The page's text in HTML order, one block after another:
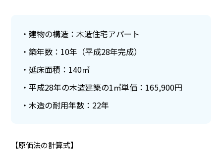
建物の構造：木造住宅アパート
築年数：10年（平成28年完成）
延床面積：140㎡
平成28年の木造建築の1㎡単価：165,900円
木造の耐用年数：22年
【原価法の計算式】